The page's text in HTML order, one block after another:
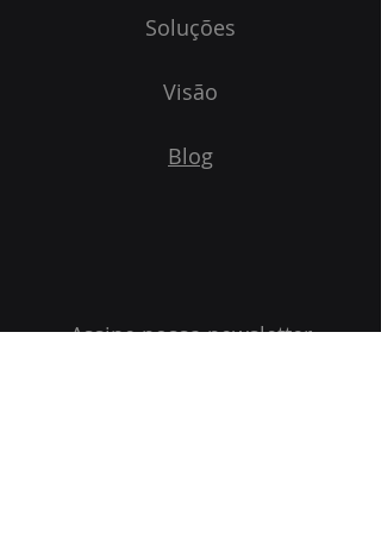
Soluções
Visão
Blog
Assine nossa newsletter